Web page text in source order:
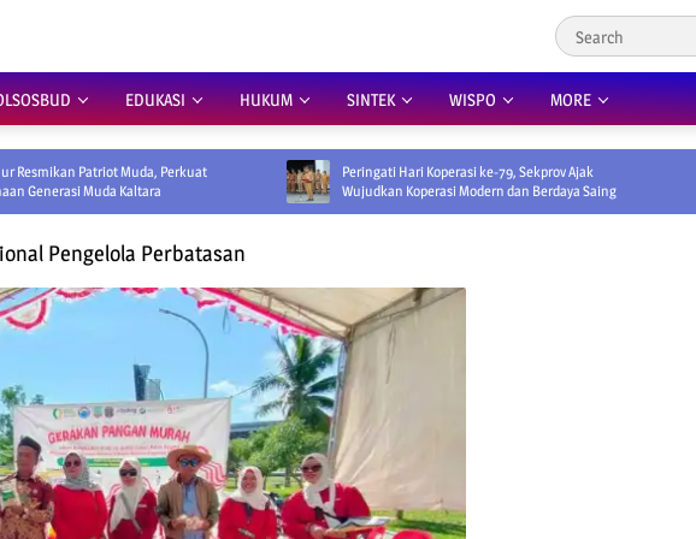
EDUKASI HUKUM SINTEK WISPO MORE
Muda, Perkuat
Kaltara
Peringati Hari Koperasi ke-79, Sekprov Ajak
Wujudkan Koperasi Modern dan Berdaya Saing
Pengelola Perbatasan